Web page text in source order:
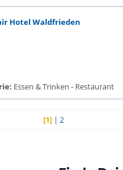
Hotel Waldfrieden
Essen & Trinken - Restaurant
[1] |2